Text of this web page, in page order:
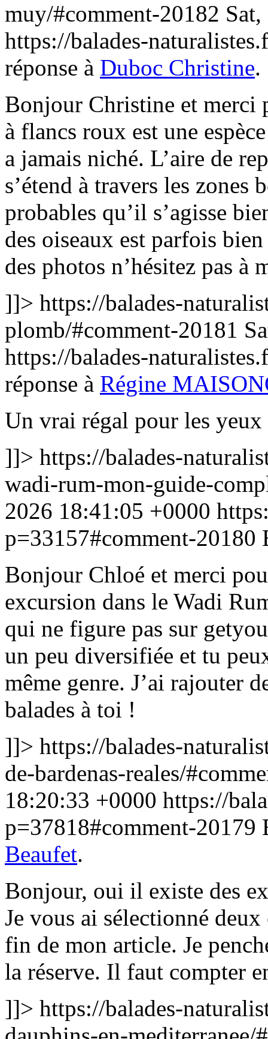
muy/#comment-20182
https://balades-
réponse à Duboc Christine.
Bonjour Christine et merci
à flancs roux est une
a jamais niché. L’aire de
s’étend à travers les zones
probables qu’il s’agisse
des oiseaux est parfois
des photos n’hésitez pas à
]]> https://balades-
plomb/#comment-20181
https://balades-
réponse à Régine
Un vrai régal pour les
]]> https://balades-
wadi-rum-mon-guide-
2026 18:41:05 +0000
p=33157#comment-20180
Bonjour Chloé et merci
excursion dans le Wadi
qui ne figure pas sur
un peu diversifiée et tu
même genre. J’ai rajouter
balades à toi !
]]> https://balades-
de-bardenas-reales/
18:20:33 +0000 https://
p=37818#comment-20179
Beaufet.
Bonjour, oui il existe des
Je vous ai sélectionné
fin de mon article. Je
la réserve. Il faut compter
]]> https://balades-